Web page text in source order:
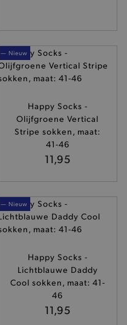
— Nieuw
Happy Socks -
Olijfgroene Vertical
Stripe sokken, maat:
41-46
11,95
— Nieuw
Happy Socks -
Lichtblauwe Daddy
Cool sokken, maat: 41-
46
11,95